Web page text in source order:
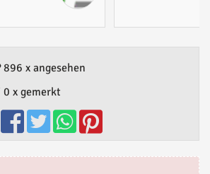
896 x angesehen
0 x gemerkt